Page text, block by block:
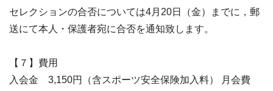
セレクションの合否については4月20日（金）までに，郵
送にて本人・保護者宛に合否を通知致します。
【７】費用
入会金 3,150円（含スポーツ安全保険加入料） 月会費